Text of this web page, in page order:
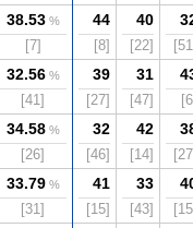
38.53%
[7]
44
[8]
40
[22]
32.56%
[41]
39
[27]
31
[47]
34.58%
[26]
32
[46]
42
[14]
33.79%
[31]
41
[15]
33
[43]